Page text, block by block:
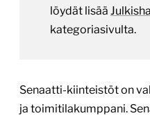
löydät lisää
kategoriasivulta.
Senaatti-kiinteistöt on
ja toimitilakumppani.